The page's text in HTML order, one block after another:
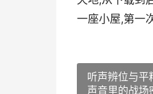
一座小屋,第一
听声辨位与平
声音里的战场